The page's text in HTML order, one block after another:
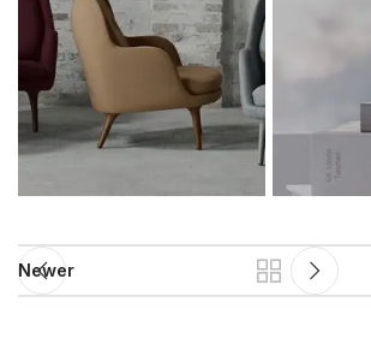
Newer